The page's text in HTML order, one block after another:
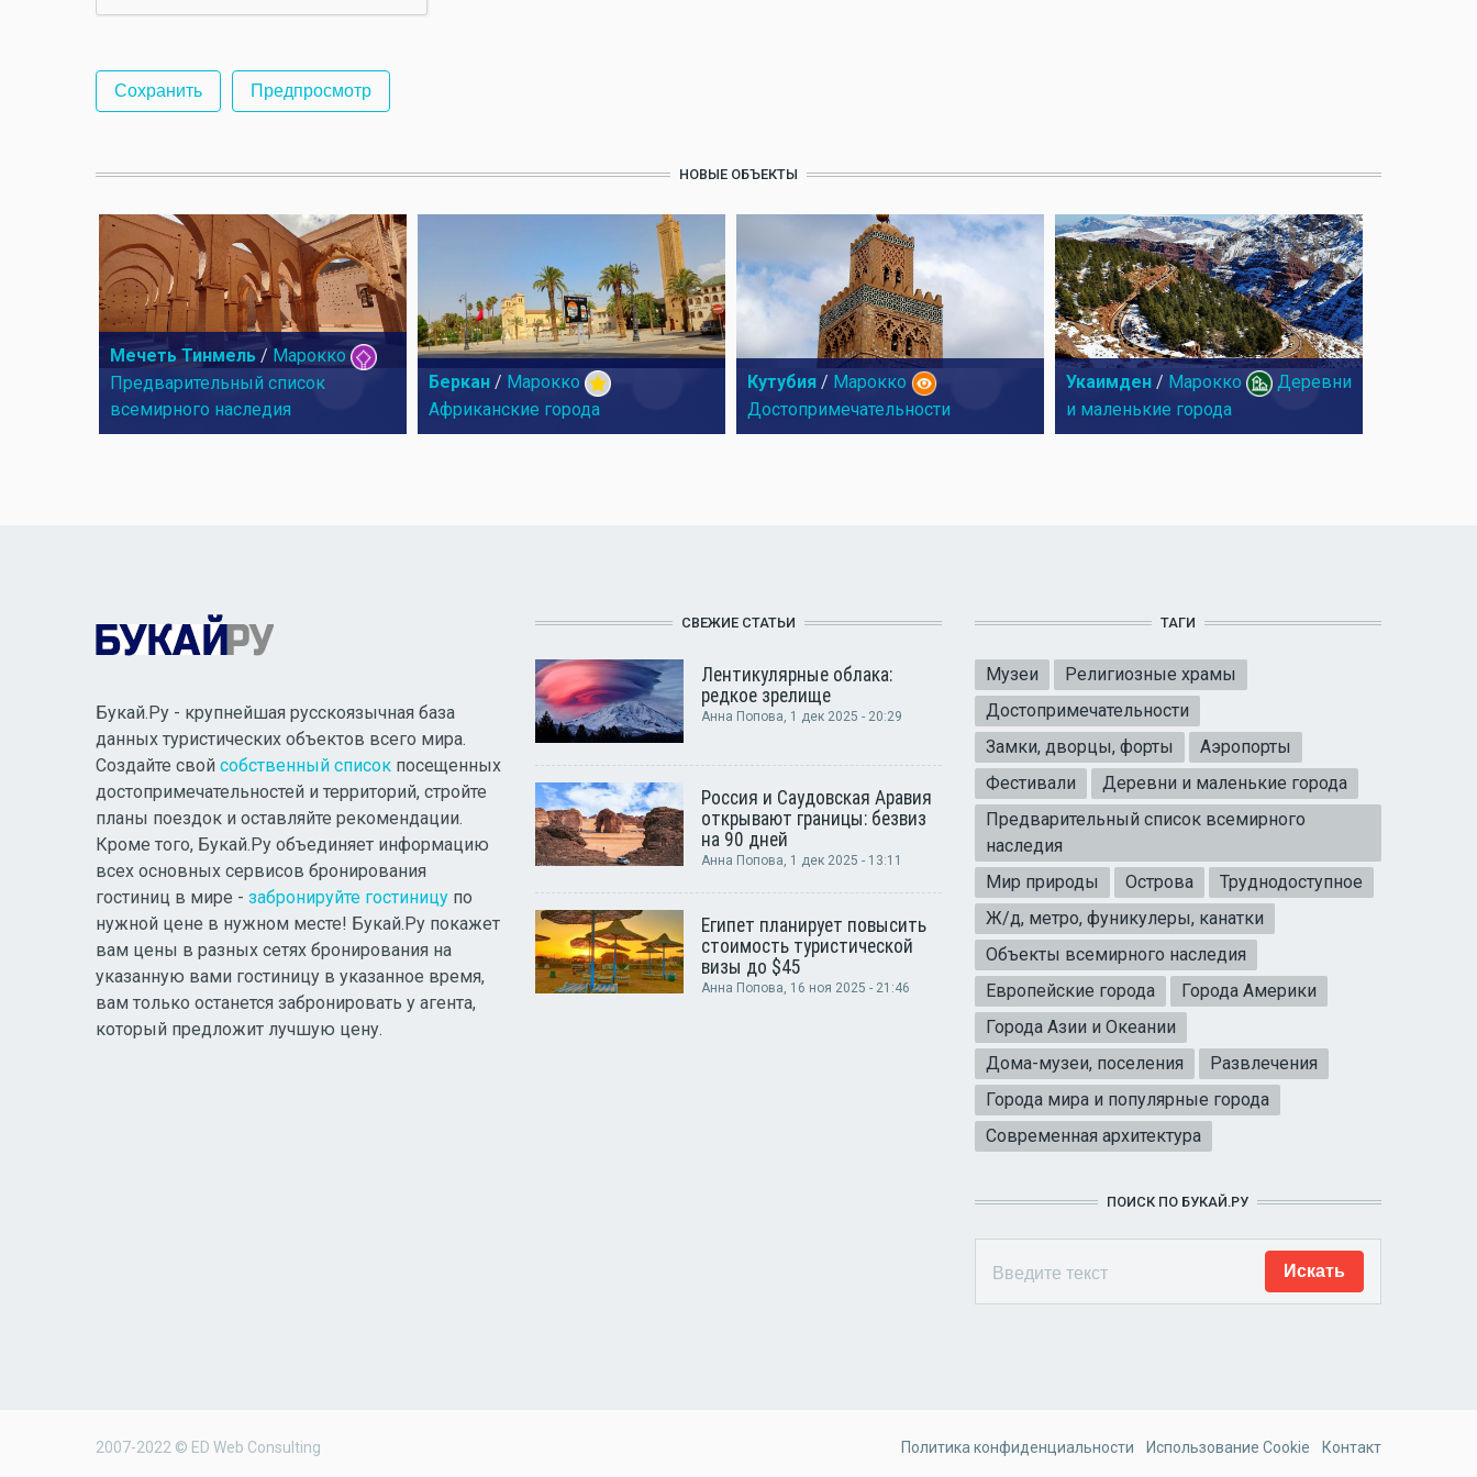
НОВЫЕ ОБЪЕКТЫ
Мечеть Тинмель / Марокко
Предварительный список
всемирного наследия
Беркан / Марокко
Африканские города
Кутубия / Марокко
Достопримечательности
Укаимден / Марокко
Деревни
и маленькие города
Букай.Ру - крупнейшая русскоязычная база
данных туристических объектов всего мира.
Создайте свой собственный список посещенных
достопримечательностей и территорий, стройте
планы поездок и оставляйте рекомендации.
Кроме того, Букай.Ру объединяет информацию
всех основных сервисов бронирования
гостиниц в мире - забронируйте гостиницу по
нужной цене в нужном месте! Букай.Ру покажет
вам цены в разных сетях бронирования на
указанную вами гостиницу в указанное время,
вам только останется забронировать у агента,
который предложит лучшую цену.
СВЕЖИЕ СТАТЬИ
Лентикулярные облака:
редкое зрелище
Анна Попова, 1 дек 2025 - 20:29
Россия и Саудовская Аравия
открывают границы: безвиз
на 90 дней
Анна Попова, 1 дек 2025 - 13:11
Египет планирует повысить
стоимость туристической
визы до $45
Анна Попова, 16 ноя 2025 - 21:46
ТАГИ
Музеи
Религиозные храмы
Достопримечательности
Замки, дворцы, форты
Аэропорты
Фестивали
Деревни и маленькие города
Предварительный список всемирного
наследия
Мир природы
Острова
Труднодоступное
Ж/д, метро, фуникулеры, канатки
Объекты всемирного наследия
Европейские города
Города Америки
Города Азии и Океании
Дома-музеи, поселения
Развлечения
Города мира и популярные города
Современная архитектура
ПОИСК ПО БУКАЙ.РУ
2007-2022 © ED Web Consulting Политика конфиденциальности Использование Cookie Контакт